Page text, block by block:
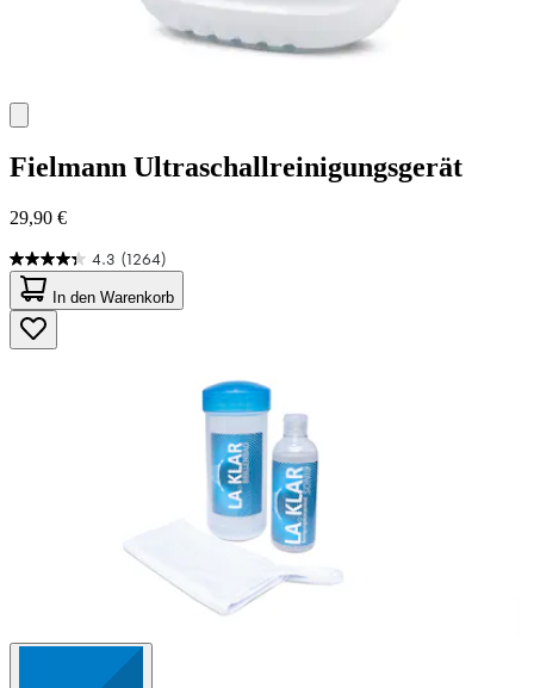
Fielmann Ultraschallreinigungsgerät
29,90 €
4.3 (1264)
4.3
von
5
Sternen.
1264
In den Warenkorb